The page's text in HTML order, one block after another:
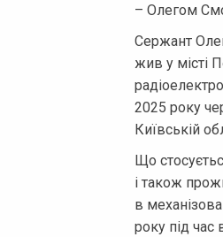
– Олегом
Сержант
жив у місті
2025 року
Київській
Що
і також
в
року під час